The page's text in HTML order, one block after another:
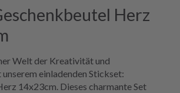
Herz
Welt der Kreativität und
einladenden Stickset:
14x23cm. Dieses charmante Set